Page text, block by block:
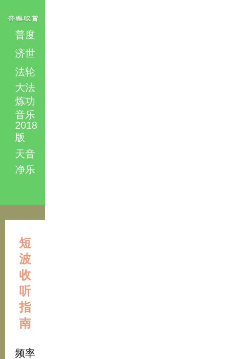
普度
济世
法轮
大法
炼功
音乐
2018
版
天音
净乐
短
波
收
听
指
南
频率